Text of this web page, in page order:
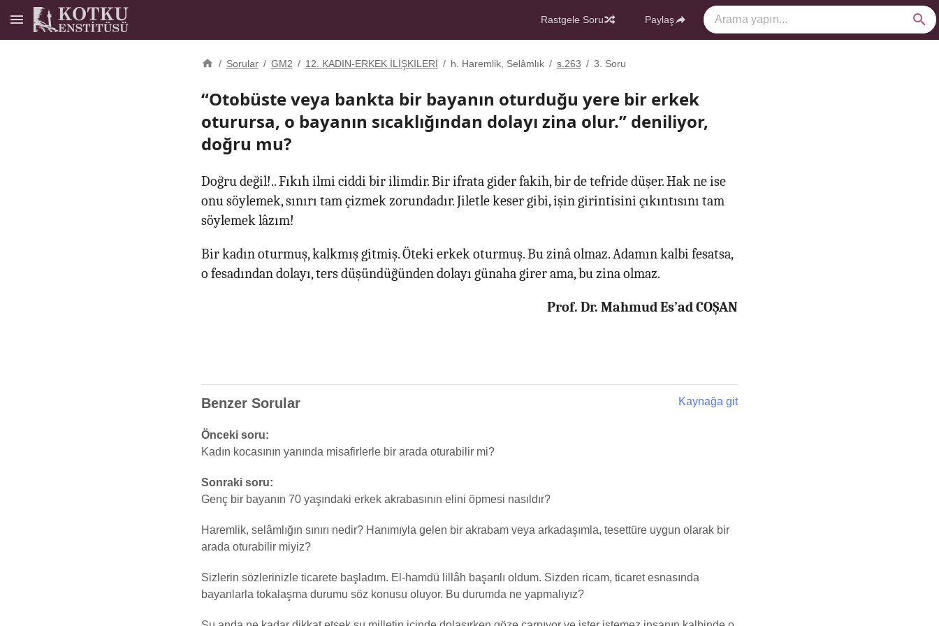
Rastgele Soru Paylaş
/ Sorular / GM2 / 12. KADIN-ERKEK İLİŞKİLERİ / h. Haremlik, Selâmlık / s.263 / 3. Soru
“Otobüste veya bankta bir bayanın oturduğu yere bir erkek
oturursa, o bayanın sıcaklığından dolayı zina olur.” deniliyor,
doğru mu?
Doğru değil!.. Fıkıh ilmi ciddi bir ilimdir. Bir ifrata gider fakih, bir de tefride düşer. Hak ne ise
onu söylemek, sınırı tam çizmek zorundadır. Jiletle keser gibi, işin girintisini çıkıntısını tam
söylemek lâzım!
Bir kadın oturmuş, kalkmış gitmiş. Öteki erkek oturmuş. Bu zinâ olmaz. Adamın kalbi fesatsa,
o fesadından dolayı, ters düşündüğünden dolayı günaha girer ama, bu zina olmaz.
Prof. Dr. Mahmud Es’ad COŞAN
Benzer Sorular Kaynağa git
Önceki soru:
Kadın kocasının yanında misafirlerle bir arada oturabilir mi?
Sonraki soru:
Genç bir bayanın 70 yaşındaki erkek akrabasının elini öpmesi nasıldır?
Haremlik, selâmlığın sınırı nedir? Hanımıyla gelen bir akrabam veya arkadaşımla, tesettüre uygun olarak bir
arada oturabilir miyiz?
Sizlerin sözlerinizle ticarete başladım. El-hamdü lillâh başarılı oldum. Sizden ricam, ticaret esnasında
bayanlarla tokalaşma durumu söz konusu oluyor. Bu durumda ne yapmalıyız?